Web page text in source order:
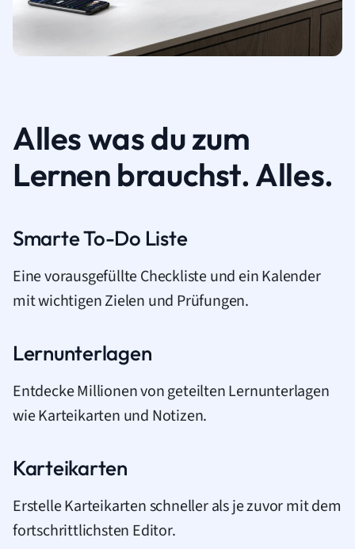
Alles was du zum
Lernen brauchst. Alles.
Smarte To-Do Liste
Eine vorausgefüllte Checkliste und ein Kalender
mit wichtigen Zielen und Prüfungen.
Lernunterlagen
Entdecke Millionen von geteilten Lernunterlagen
wie Karteikarten und Notizen.
Karteikarten
Erstelle Karteikarten schneller als je zuvor mit dem
fortschrittlichsten Editor.